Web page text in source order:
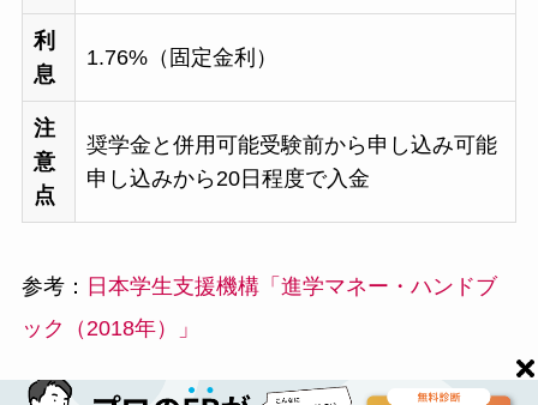
利
息
1.76%（固定金利）
注
意
点
奨学金と併用可能受験前から申し込み可能
申し込みから20日程度で入金
参考： 日本学生支援機構「進学マネー・ハンドブ
ック（2018年）」